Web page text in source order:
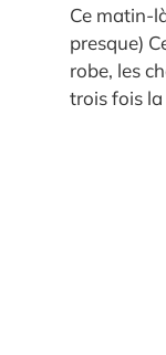
Ce matin-
presque)
robe, les
trois fois la